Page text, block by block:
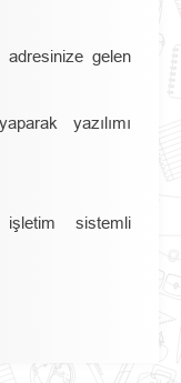
adresinize gelen
yazılımı
işletim sistemli